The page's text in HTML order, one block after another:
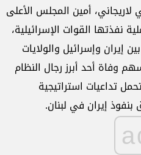
أمين المجلس الأعلى
نفذتها القوات الإسرائيلية،
إيران وإسرائيل والولايات
وفاة أحد أبرز رجال النظام
تداعيات استراتيجية
إيران في لبنان.